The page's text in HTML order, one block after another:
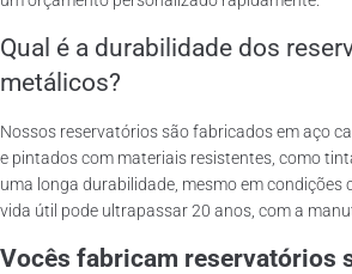
Qual é a durabilidade dos
metálicos?
Nossos reservatórios são fabricados em aço
e pintados com materiais resistentes, como
uma longa durabilidade, mesmo em condições
vida útil pode ultrapassar 20 anos, com a
Vocês fabricam reservatórios